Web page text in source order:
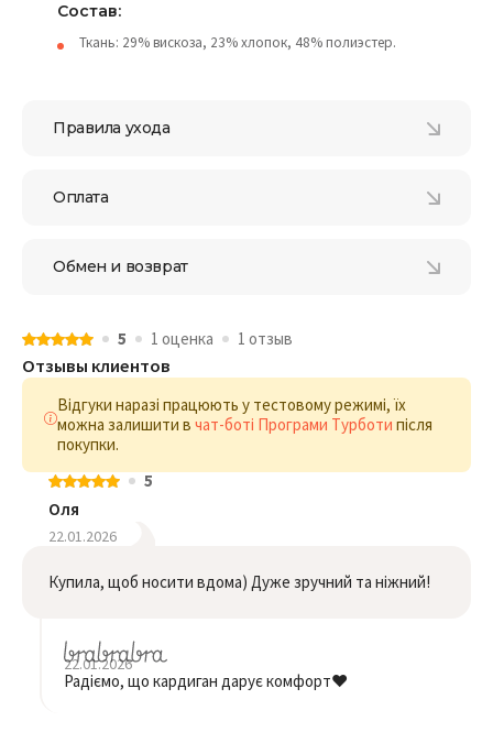
Состав:
Ткань: 29% вискоза, 23% хлопок, 48% полиэстер.
Правила ухода
Оплата
Обмен и возврат
5 1 оценка 1 отзыв
Отзывы клиентов
Відгуки наразі працюють у тестовому режимі, їх
можна залишити в чат-боті Програми Турботи після
покупки.
5
Оля
22.01.2026
Купила, щоб носити вдома) Дуже зручний та ніжний!
22.01.2026
Радіємо, що кардиган дарує комфорт❤️